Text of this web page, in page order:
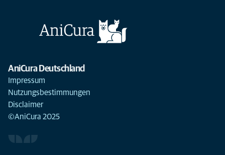
AniCura Deutschland
Impressum
Nutzungsbestimmungen
Disclaimer
©AniCura 2025